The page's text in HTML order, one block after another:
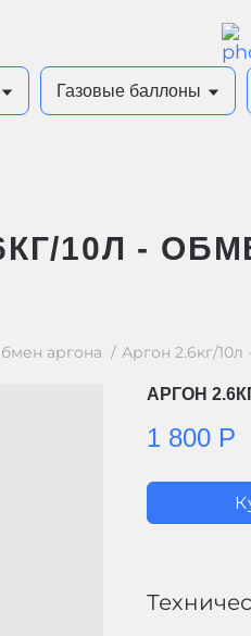
Газовые баллоны
10Л -
аргона Аргон 2.6кг/
АРГОН
1 800 Р